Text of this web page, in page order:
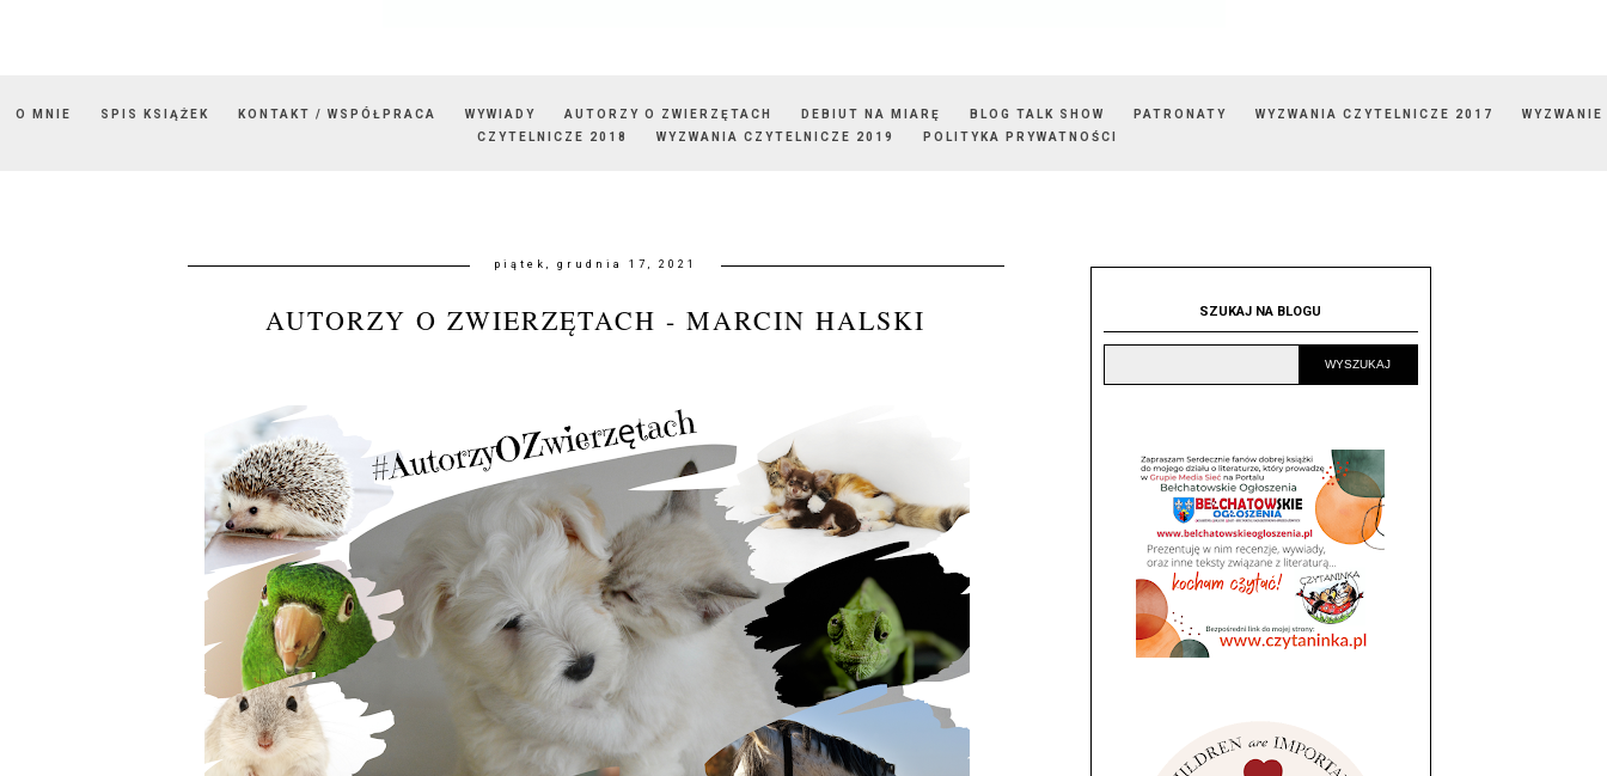
O MNIE SPIS KSIĄŻEK KONTAKT / WSPÓŁPRACA WYWIADY AUTORZY O ZWIERZĘTACH DEBIUT NA MIARĘ BLOG TALK SHOW PATRONATY WYZWANIA CZYTELNICZE 2017
WYZWANIE
CZYTELNICZE 2018
WYZWANIA CZYTELNICZE 2019 POLITYKA PRYWATNOŚCI
piątek, grudnia 17, 2021
AUTORZY O ZWIERZĘTACH - MARCIN HALSKI SZUKAJ NA BLOGU